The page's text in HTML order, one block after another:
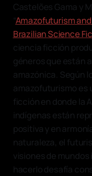
Castelões Gama y
“Amazofuturism
Brazilian Science
ciencia ficción
géneros que están
amazónica. Según
amazofuturismo es
ficción en donde la
indígenas están
positiva y en
naturaleza, el
visiones de
hacerlo desafía